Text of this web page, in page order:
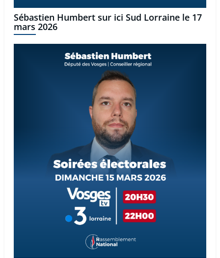
Sébastien Humbert sur ici Sud Lorraine le 17
mars 2026